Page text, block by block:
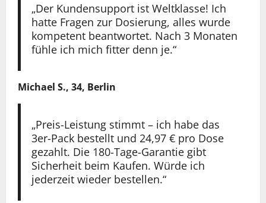
„Der Kundensupport ist Weltklasse! Ich
hatte Fragen zur Dosierung, alles wurde
kompetent beantwortet. Nach 3 Monaten
fühle ich mich fitter denn je.“
Michael S., 34, Berlin
„Preis-Leistung stimmt – ich habe das
3er-Pack bestellt und 24,97 € pro Dose
gezahlt. Die 180-Tage-Garantie gibt
Sicherheit beim Kaufen. Würde ich
jederzeit wieder bestellen.“